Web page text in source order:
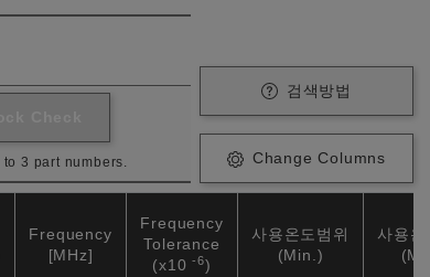
3 part numbers.
검색방법
Change Columns
Frequency
[MHz]
Frequency
Tolerance
(x10-6)
사용온도범위
(Min.)
사용